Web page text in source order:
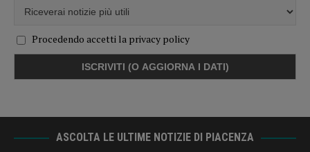
Procedendo accetti la privacy policy
ASCOLTA LE ULTIME NOTIZIE DI PIACENZA